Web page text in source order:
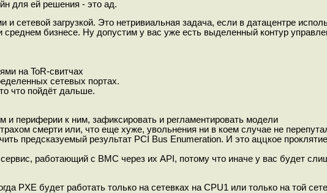
для ей решения - это ад.
сетевой загрузкой. Это нетривиальная задача, если в датацентре
бизнесе. Ну допустим у вас уже есть выделенный контур
на ToR-свитчах
сетевых портах.
что пойдёт дальше.
периферии к ним, зафиксировать и регламентировать модели
смерти или, что еще хуже, увольнения ни в коем случае не
предсказуемый результат PCI Bus Enumeration. И это аццкое
работающий с BMC через их API, потому что иначе у вас будет
PXE будет работать только на сетевках на CPU1 или только на той